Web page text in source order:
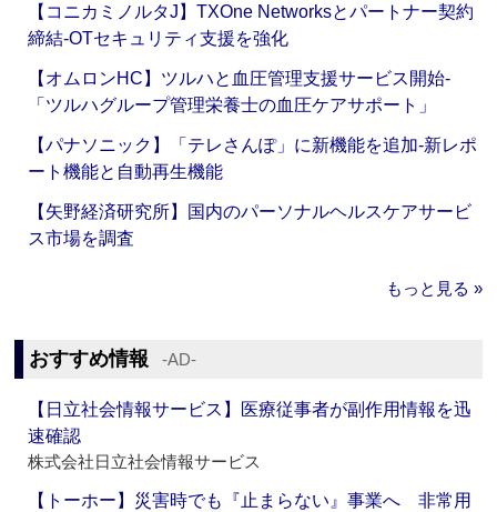
【コニカミノルタJ】TXOne Networksとパートナー契約
締結‐OTセキュリティ支援を強化
【オムロンHC】ツルハと血圧管理支援サービス開始‐
「ツルハグループ管理栄養士の血圧ケアサポート」
【パナソニック】「テレさんぽ」に新機能を追加‐新レポ
ート機能と自動再生機能
【矢野経済研究所】国内のパーソナルヘルスケアサービ
ス市場を調査
もっと見る »
おすすめ情報 ‐AD‐
【日立社会情報サービス】医療従事者が副作用情報を迅
速確認
株式会社日立社会情報サービス
【トーホー】災害時でも『止まらない』事業へ 非常用